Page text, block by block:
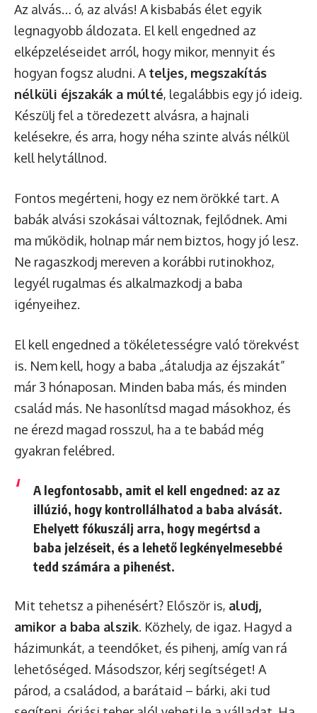
Az alvás… ó, az alvás! A kisbabás élet egyik
legnagyobb áldozata. El kell engedned az
elképzeléseidet arról, hogy mikor, mennyit és
hogyan fogsz aludni. A teljes, megszakítás
nélküli éjszakák a múlté, legalábbis egy jó ideig.
Készülj fel a töredezett alvásra, a hajnali
kelésekre, és arra, hogy néha szinte alvás nélkül
kell helytállnod.
Fontos megérteni, hogy ez nem örökké tart. A
babák alvási szokásai változnak, fejlődnek. Ami
ma működik, holnap már nem biztos, hogy jó lesz.
Ne ragaszkodj mereven a korábbi rutinokhoz,
legyél rugalmas és alkalmazkodj a baba
igényeihez.
El kell engedned a tökéletességre való törekvést
is. Nem kell, hogy a baba „átaludja az éjszakát”
már 3 hónaposan. Minden baba más, és minden
család más. Ne hasonlítsd magad másokhoz, és
ne érezd magad rosszul, ha a te babád még
gyakran felébred.
A legfontosabb, amit el kell engedned: az az
illúzió, hogy kontrollálhatod a baba alvását.
Ehelyett fókuszálj arra, hogy megértsd a
baba jelzéseit, és a lehető legkényelmesebbé
tedd számára a pihenést.
Mit tehetsz a pihenésért? Először is, aludj,
amikor a baba alszik. Közhely, de igaz. Hagyd a
házimunkát, a teendőket, és pihenj, amíg van rá
lehetőséged. Másodszor, kérj segítséget! A
párod, a családod, a barátaid – bárki, aki tud